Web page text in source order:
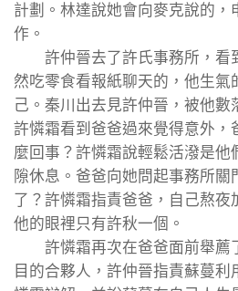
計劃。林達說她會向麥克說的，
作。
許仲晉去了許氏事務所，看
然吃零食看報紙聊天的，他生氣
己。秦川出去見許仲晉，被他數
許憐霜看到爸爸過來覺得意外，
麼回事？許憐霜說輕鬆活潑是他
隙休息。爸爸向她問起事務所關
了？許憐霜指責爸爸，自己熬夜
他的眼裡只有許秋一個。
許憐霜再次在爸爸面前舉薦
目的合夥人，許仲晉指責蘇蔓